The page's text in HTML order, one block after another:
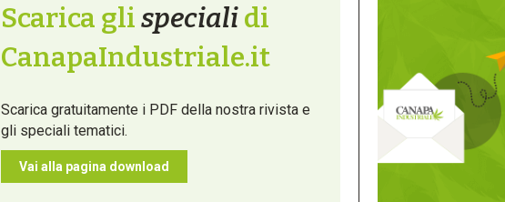
Scarica glispecialidi
CanapaIndustriale.it
Scarica gratuitamente i PDF della nostra rivista e
gli speciali tematici.
Vai alla pagina download